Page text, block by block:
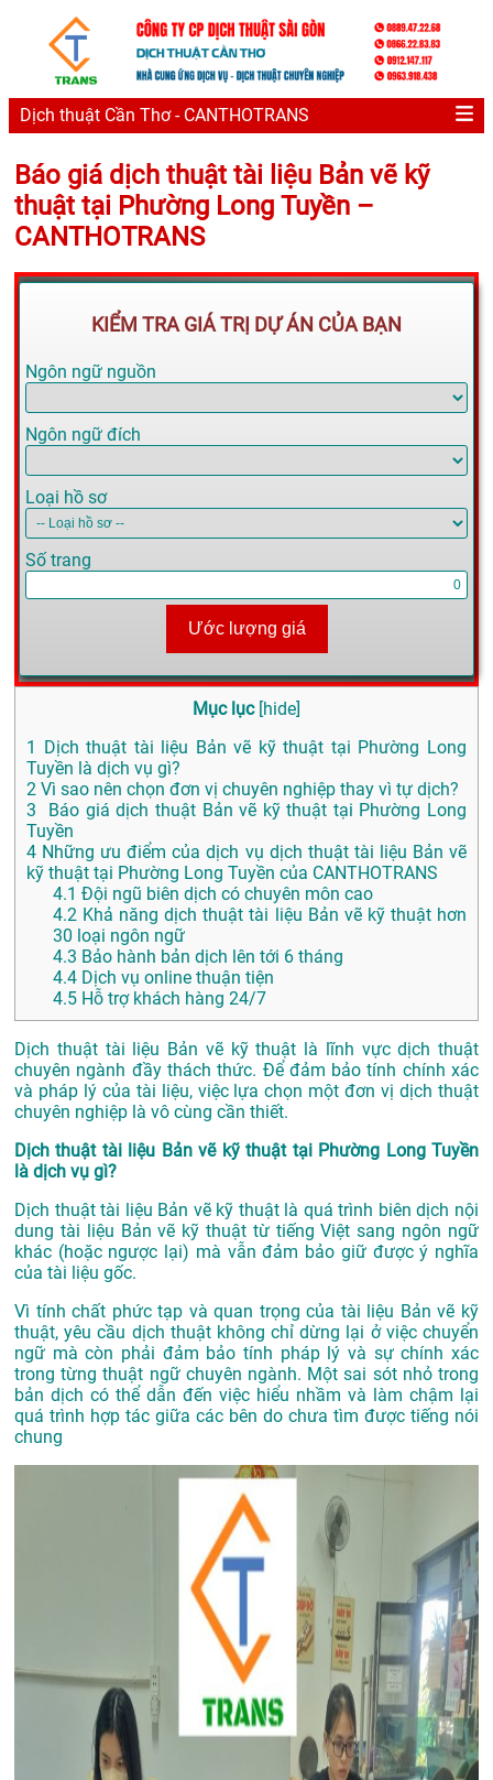
Dịch thuật Cần Thơ - CANTHOTRANS
Báo giá dịch thuật tài liệu Bản vẽ kỹ
thuật tại Phường Long Tuyền –
CANTHOTRANS
KIỂM TRA GIÁ TRỊ DỰ ÁN CỦA BẠN
Ngôn ngữ nguồn
Ngôn ngữ đích
Loại hồ sơ
Số trang
Ước lượng giá
Mục lục [hide]
1
Dịch thuật tài liệu Bản vẽ kỹ thuật tại Phường Long
Tuyền là dịch vụ gì?
2 Vì sao nên chọn đơn vị chuyên nghiệp thay vì tự dịch?
3 Báo giá dịch thuật Bản vẽ kỹ thuật tại Phường Long
Tuyền
4 Những ưu điểm của dịch vụ dịch thuật tài liệu Bản vẽ
kỹ thuật tại Phường Long Tuyền của CANTHOTRANS
4.1 Đội ngũ biên dịch có chuyên môn cao
4.2 Khả năng dịch thuật tài liệu Bản vẽ kỹ thuật hơn
30 loại ngôn ngữ
4.3 Bảo hành bản dịch lên tới 6 tháng
4.4 Dịch vụ online thuận tiện
4.5 Hỗ trợ khách hàng 24/7
Dịch thuật tài liệu Bản vẽ kỹ thuật là lĩnh vực dịch thuật
chuyên ngành đầy thách thức. Để đảm bảo tính chính xác
và pháp lý của tài liệu, việc lựa chọn một đơn vị dịch thuật
chuyên nghiệp là vô cùng cần thiết.
Dịch thuật tài liệu Bản vẽ kỹ thuật tại Phường Long Tuyền
là dịch vụ gì?
Dịch thuật tài liệu Bản vẽ kỹ thuật là quá trình biên dịch nội
dung tài liệu Bản vẽ kỹ thuật từ tiếng Việt sang ngôn ngữ
khác (hoặc ngược lại) mà vẫn đảm bảo giữ được ý nghĩa
của tài liệu gốc.
Vì tính chất phức tạp và quan trọng của tài liệu Bản vẽ kỹ
thuật, yêu cầu dịch thuật không chỉ dừng lại ở việc chuyển
ngữ mà còn phải đảm bảo tính pháp lý và sự chính xác
trong từng thuật ngữ chuyên ngành. Một sai sót nhỏ trong
bản dịch có thể dẫn đến việc hiểu nhầm và làm chậm lại
quá trình hợp tác giữa các bên do chưa tìm được tiếng nói
chung